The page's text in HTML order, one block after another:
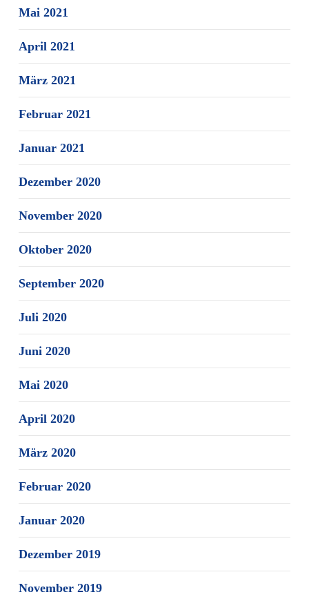
Mai 2021
April 2021
März 2021
Februar 2021
Januar 2021
Dezember 2020
November 2020
Oktober 2020
September 2020
Juli 2020
Juni 2020
Mai 2020
April 2020
März 2020
Februar 2020
Januar 2020
Dezember 2019
November 2019